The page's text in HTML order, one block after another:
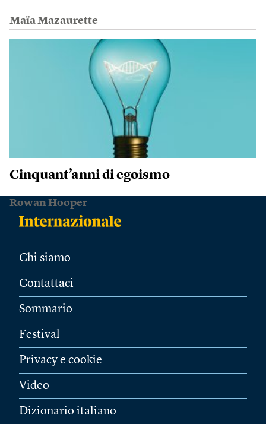
Maïa Mazaurette
Cinquant’anni di egoismo
Rowan Hooper
Chi siamo
Contattaci
Sommario
Festival
Privacy e cookie
Video
Dizionario italiano